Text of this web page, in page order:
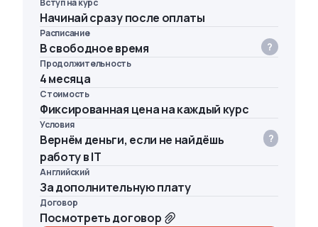
Вступ на курс
Начинай сразу после оплаты
Расписание
В свободное время
Продолжительность
4 месяца
Стоимость
Фиксированная цена на каждый курс
Условия
Вернём деньги, если не найдёшь
работу в IT
Английский
За дополнительную плату
Договор
Посмотреть договор